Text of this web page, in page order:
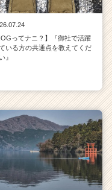
IOGってナニ？】『御社で活躍
いる方の共通点を教えてくだ
』